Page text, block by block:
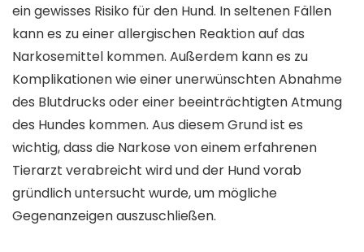
ein gewisses Risiko für den Hund. In seltenen Fällen
kann es zu einer allergischen Reaktion auf das
Narkosemittel kommen. Außerdem kann es zu
Komplikationen wie einer unerwünschten Abnahme
des Blutdrucks oder einer beeinträchtigten Atmung
des Hundes kommen. Aus diesem Grund ist es
wichtig, dass die Narkose von einem erfahrenen
Tierarzt verabreicht wird und der Hund vorab
gründlich untersucht wurde, um mögliche
Gegenanzeigen auszuschließen.